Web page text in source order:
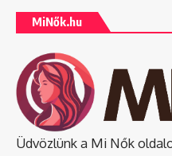
MiNők.hu
Üdvözlünk a Mi Nők